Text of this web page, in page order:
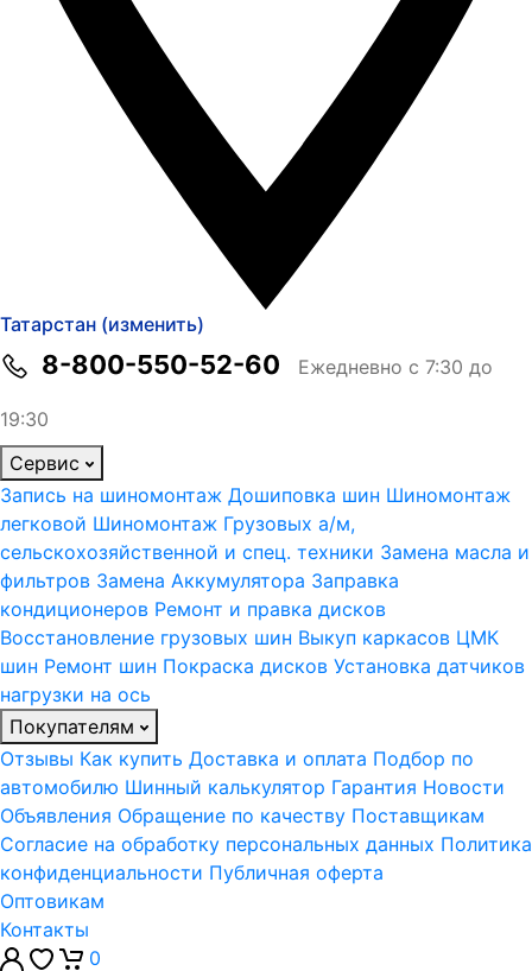
Татарстан (изменить)
8-800-550-52-60 Ежедневно с 7:30 до
19:30
Сервис
Запись на шиномонтаж Дошиповка шин Шиномонтаж
легковой Шиномонтаж Грузовых а/м,
сельскохозяйственной и спец. техники Замена масла и
фильтров Замена Аккумулятора Заправка
кондиционеров Ремонт и правка дисков
Восстановление грузовых шин Выкуп каркасов ЦМК
шин Ремонт шин Покраска дисков Установка датчиков
нагрузки на ось
Покупателям
Отзывы Как купить Доставка и оплата Подбор по
автомобилю Шинный калькулятор Гарантия Новости
Объявления Обращение по качеству Поставщикам
Согласие на обработку персональных данных Политика
конфиденциальности Публичная оферта
Оптовикам
Контакты
0